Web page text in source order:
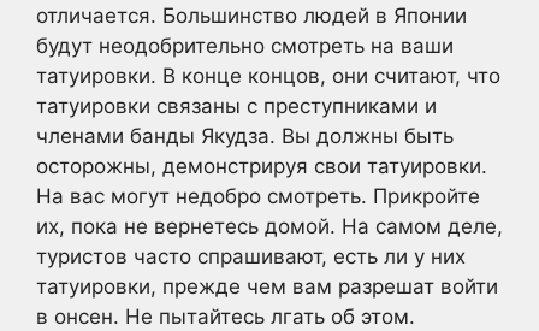
отличается. Большинство людей в Японии
будут неодобрительно смотреть на ваши
татуировки. В конце концов, они считают, что
татуировки связаны с преступниками и
членами банды Якудза. Вы должны быть
осторожны, демонстрируя свои татуировки.
На вас могут недобро смотреть. Прикройте
их, пока не вернетесь домой. На самом деле,
туристов часто спрашивают, есть ли у них
татуировки, прежде чем вам разрешат войти
в онсен. Не пытайтесь лгать об этом.